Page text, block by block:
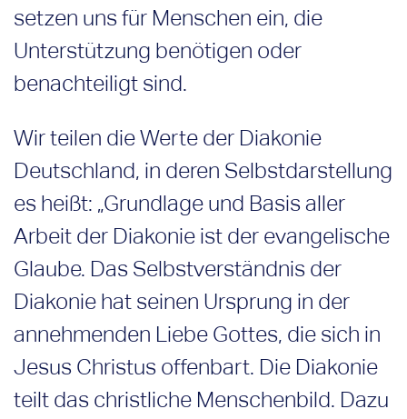
setzen uns für Menschen ein, die
Unterstützung benötigen oder
benachteiligt sind.
Wir teilen die Werte der Diakonie
Deutschland, in deren Selbstdarstellung
es heißt: „Grundlage und Basis aller
Arbeit der Diakonie ist der evangelische
Glaube. Das Selbstverständnis der
Diakonie hat seinen Ursprung in der
annehmenden Liebe Gottes, die sich in
Jesus Christus offenbart. Die Diakonie
teilt das christliche Menschenbild. Dazu